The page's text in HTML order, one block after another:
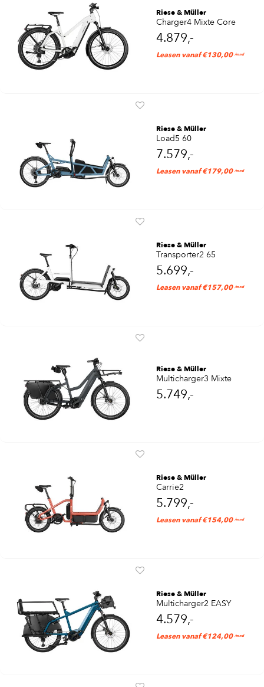
Riese & Müller
Charger4 Mixte Core
4.879,-
Leasen vanaf €130,00 /mnd
Riese & Müller
Load5 60
7.579,-
Leasen vanaf €179,00 /mnd
Riese & Müller
Transporter2 65
5.699,-
Leasen vanaf €157,00 /mnd
Riese & Müller
Multicharger3 Mixte
5.749,-
Riese & Müller
Carrie2
5.799,-
Leasen vanaf €154,00 /mnd
Riese & Müller
Multicharger2 EASY
4.579,-
Leasen vanaf €124,00 /mnd